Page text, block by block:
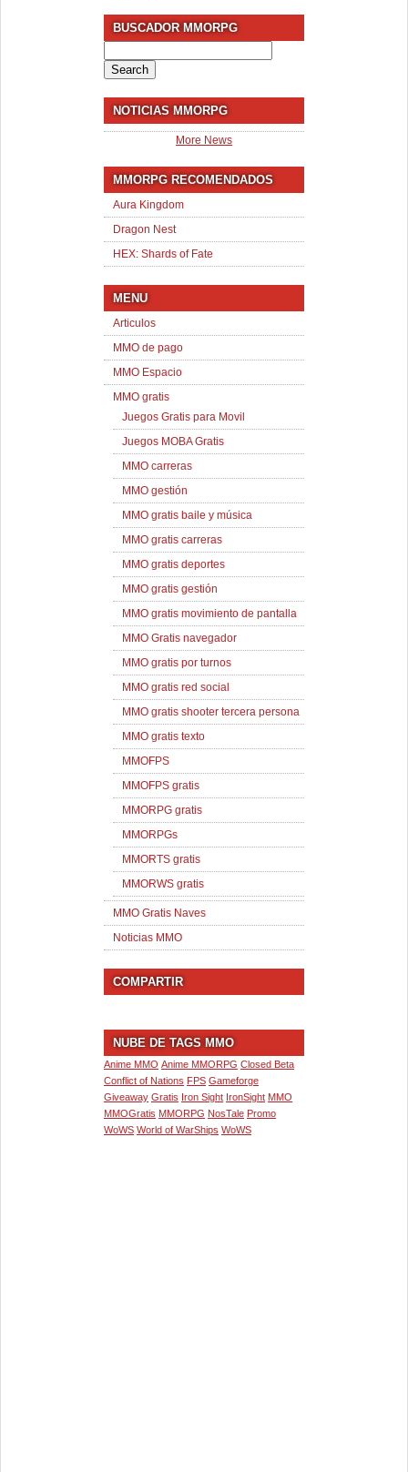
BUSCADOR MMORPG
for:
NOTICIAS MMORPG
More News
MMORPG RECOMENDADOS
Aura Kingdom
Dragon Nest
HEX: Shards of Fate
MENU
Articulos
MMO de pago
MMO Espacio
MMO gratis
Juegos Gratis para Movil
Juegos MOBA Gratis
MMO carreras
MMO gestión
MMO gratis baile y música
MMO gratis carreras
MMO gratis deportes
MMO gratis gestión
MMO gratis movimiento de pantalla
MMO Gratis navegador
MMO gratis por turnos
MMO gratis red social
MMO gratis shooter tercera persona
MMO gratis texto
MMOFPS
MMOFPS gratis
MMORPG gratis
MMORPGs
MMORTS gratis
MMORWS gratis
MMO Gratis Naves
Noticias MMO
COMPARTIR
NUBE DE TAGS MMO
Anime MMO Anime MMORPG Closed Beta
Conflict of Nations FPS Gameforge
Giveaway Gratis Iron Sight IronSight MMO
MMOGratis MMORPG NosTale Promo
WoWS World of WarShips WoWS